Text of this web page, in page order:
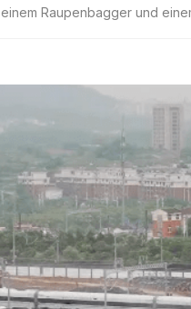
Raupenbagger und